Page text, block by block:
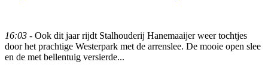
16:03 - Ook dit jaar rijdt Stalhouderij Hanemaaijer weer tochtjes
door het prachtige Westerpark met de arrenslee. De mooie open slee
en de met bellentuig versierde...